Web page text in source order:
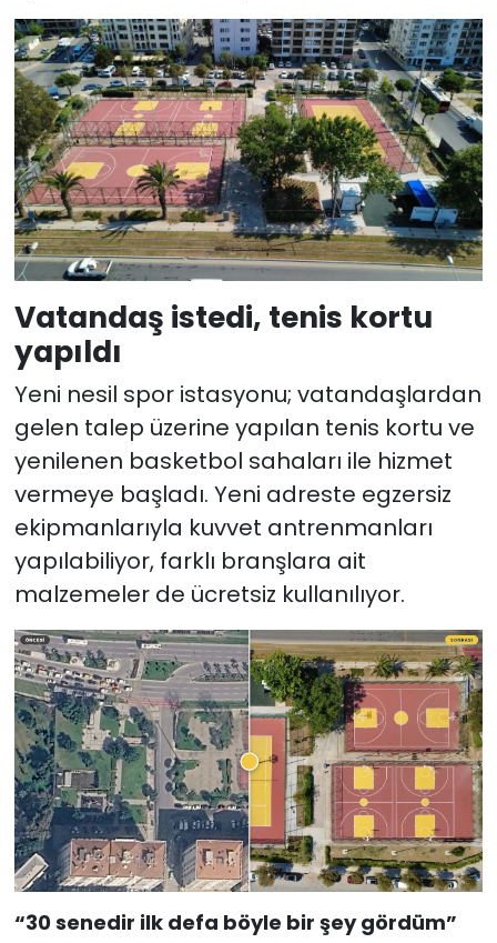
Vatandaş istedi, tenis kortu
yapıldı
Yeni nesil spor istasyonu; vatandaşlardan
gelen talep üzerine yapılan tenis kortu ve
yenilenen basketbol sahaları ile hizmet
vermeye başladı. Yeni adreste egzersiz
ekipmanlarıyla kuvvet antrenmanları
yapılabiliyor, farklı branşlara ait
malzemeler de ücretsiz kullanılıyor.
“30 senedir ilk defa böyle bir şey gördüm”